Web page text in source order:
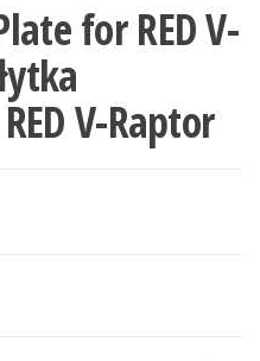
for RED V-
V-Raptor